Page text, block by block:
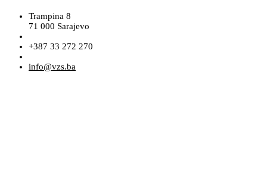
Trampina 8
71 000 Sarajevo
+387 33 272 270
info@vzs.ba